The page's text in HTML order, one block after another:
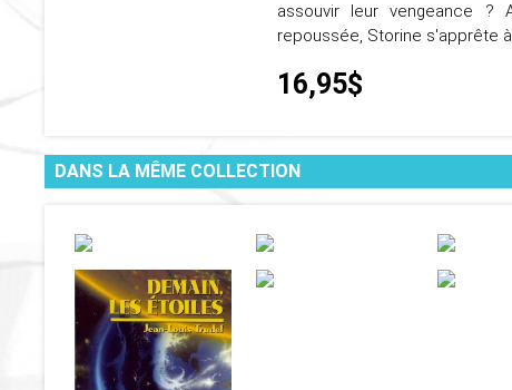
assouvir leur vengeance ?
repoussée, Storine s'apprête
16,95$
DANS LA MÊME COLLECTION